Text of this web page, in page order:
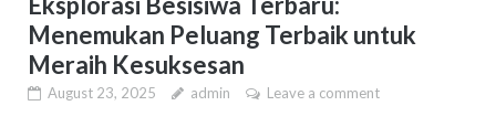
Menemukan Peluang Terbaik untuk
Meraih Kesuksesan
August 23, 2025 admin Leave a comment